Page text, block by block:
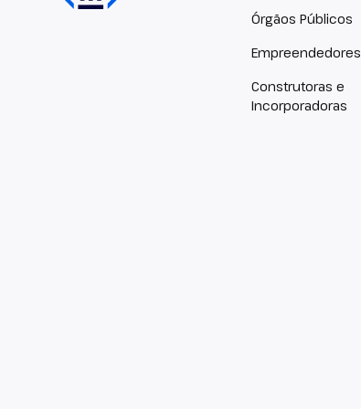
Órgãos Públicos
Empreendedores
Construtoras e
Incorporadoras